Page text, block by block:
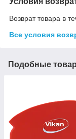
Возврат товара в
Все условия
Подобные